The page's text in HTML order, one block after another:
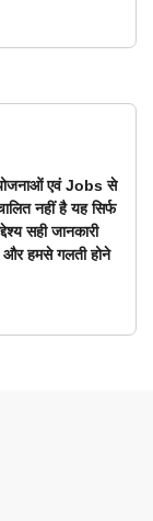
एवं Jobs से
नहीं है यह सिर्फ
सही जानकारी
और हमसे गलती होने